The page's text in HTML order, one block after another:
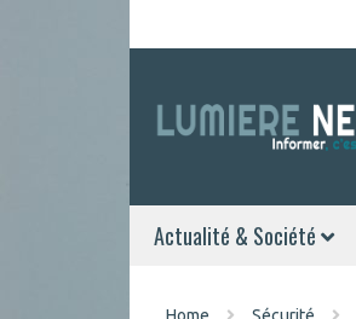
Actualité & Société